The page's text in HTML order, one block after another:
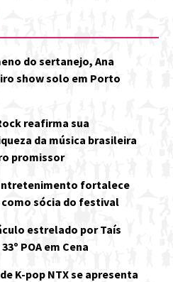
do sertanejo, Ana
show solo em Porto
reafirma sua
da música brasileira
promissor
fortalece
sócia do festival
estrelado por Taís
POA em Cena
K-pop NTX se apresenta